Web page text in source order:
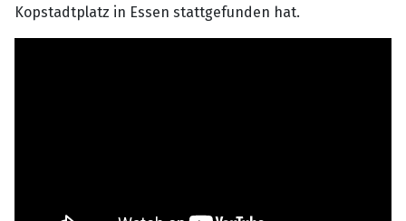
Kopstadtplatz in Essen stattgefunden hat.